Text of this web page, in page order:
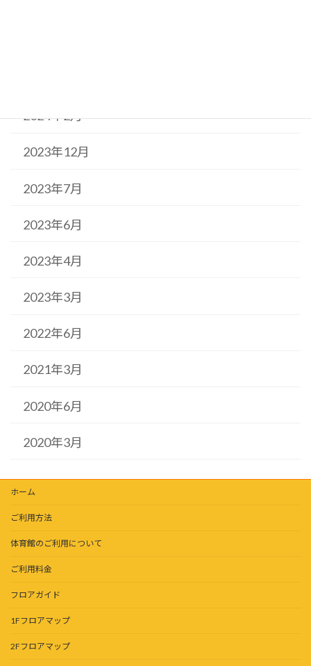
2024年2月
2023年12月
2023年7月
2023年6月
2023年4月
2023年3月
2022年6月
2021年3月
2020年6月
2020年3月
ホーム
ご利用方法
体育館のご利用について
ご利用料金
フロアガイド
1Fフロアマップ
2Fフロアマップ